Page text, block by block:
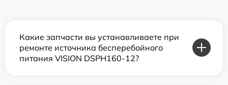
Какие запчасти вы устанавливаете при
ремонте источника бесперебойного
питания VISION DSPH160-12?